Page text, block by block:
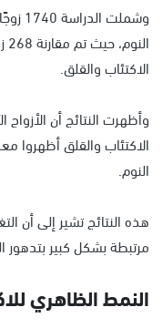
الاكتئاب والقلق.
وأظهرت النتائج أن
الاكتئاب والقلق أظهروا
النوم.
هذه النتائج تشير إلى أن
مرتبطة بشكل كبير بتدهور
النمط الظاهري